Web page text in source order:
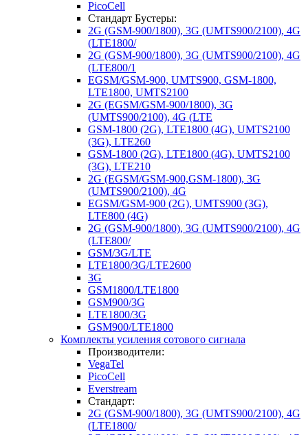
PicoCell
Стандарт Бустеры:
2G (GSM-900/1800), 3G (UMTS900/2100), 4G
(LTE1800/
2G (GSM-900/1800), 3G (UMTS900/2100), 4G
(LTE800/1
EGSM/GSM-900, UMTS900, GSM-1800,
LTE1800, UMTS2100
2G (EGSM/GSM-900/1800), 3G
(UMTS900/2100), 4G (LTE
GSM-1800 (2G), LTE1800 (4G), UMTS2100
(3G), LTE260
GSM-1800 (2G), LTE1800 (4G), UMTS2100
(3G), LTE210
2G (EGSM/GSM-900,GSM-1800), 3G
(UMTS900/2100), 4G
EGSM/GSM-900 (2G), UMTS900 (3G),
LTE800 (4G)
2G (GSM-900/1800), 3G (UMTS900/2100), 4G
(LTE800/
GSM/3G/LTE
LTE1800/3G/LTE2600
3G
GSM1800/LTE1800
GSM900/3G
LTE1800/3G
GSM900/LTE1800
Комплекты усиления сотового сигнала
Производители:
VegaTel
PicoCell
Everstream
Стандарт:
2G (GSM-900/1800), 3G (UMTS900/2100), 4G
(LTE1800/